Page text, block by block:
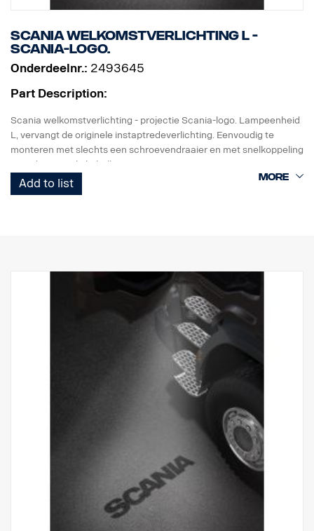
Scania welkomstverlichting L -
Scania-logo.
Onderdeelnr.: 2493645
Part Description:
Scania welkomstverlichting - projectie Scania-logo. Lampeenheid
L, vervangt de originele instaptredeverlichting. Eenvoudig te
monteren met slechts een schroevendraaier en met snelkoppeling
voor de originele kabelboom.
Opmerking. Alleen bestemd voor vrachtwagens met originele
Add to list